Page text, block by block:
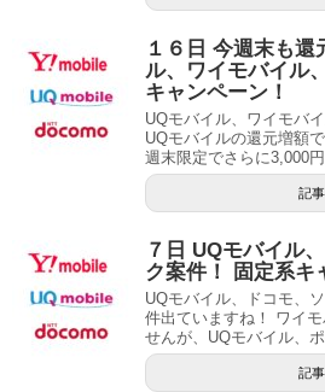
１６日 今週末も還
ル、ワイモバイル
キャンペーン！
UQモバイル、ワイモバ
UQモバイルの還元増額
週末限定でさらに3,000
記
７日 UQモバイル
ク案件！ 固定系キ
UQモバイル、ドコモ、
件出ていますね！ ワイ
せんが、UQモバイル、
記